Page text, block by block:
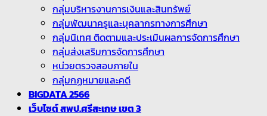
กลุ่มบริหารงานการเงินและสินทรัพย์
กลุ่มพัฒนาครูและบุคลากรทางการศึกษา
กลุ่มนิเทศ ติดตามและประเมินผลการจัดการศึกษา
กลุ่มส่งเสริมการจัดการศึกษา
หน่วยตรวจสอบภายใน
กลุ่มกฏหมายและคดี
BIGDATA 2566
เว็บไซต์ สพป.ศรีสะเกษ เขต 3